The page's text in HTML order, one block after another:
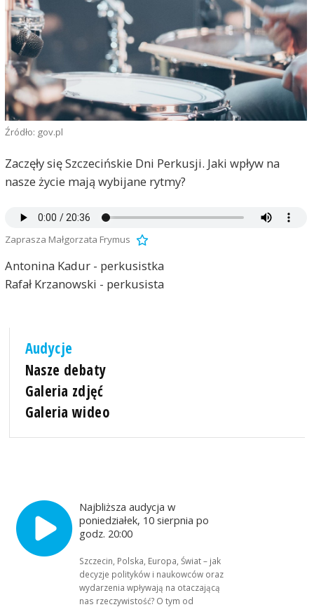
Źródło: gov.pl
Zaczęły się Szczecińskie Dni Perkusji. Jaki wpływ na
nasze życie mają wybijane rytmy?
Zaprasza Małgorzata Frymus
Antonina Kadur - perkusistka
Rafał Krzanowski - perkusista
Audycje
Nasze debaty
Galeria zdjęć
Galeria wideo
Najbliższa audycja w
poniedziałek, 10 sierpnia po
godz. 20:00
Szczecin, Polska, Europa, Świat – jak
decyzje polityków i naukowców oraz
wydarzenia wpływają na otaczającą
nas rzeczywistość? O tym od